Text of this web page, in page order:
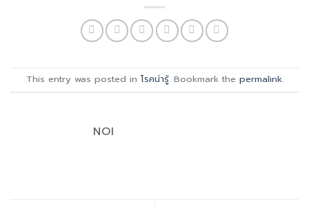
This entry was posted in โรคน่ารู้. Bookmark the permalink.
NOI